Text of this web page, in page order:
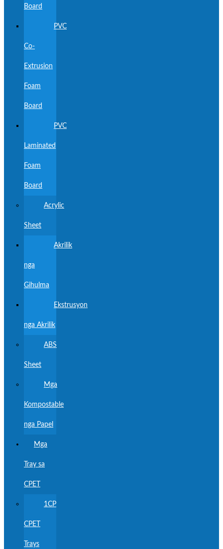
Board
PVC
Co-
Extrusion
Foam
Board
PVC
Laminated
Foam
Board
Acrylic
Sheet
Akrilik
nga
Gihulma
Ekstrusyon
nga Akrilik
ABS
Sheet
Mga
Kompostable
nga Papel
Mga
Tray sa
CPET
1CP
CPET
Trays